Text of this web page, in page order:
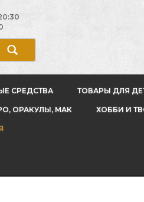
СРЕДСТВА ТОВАРЫ ДЛЯ
ОРАКУЛЫ, МАК ХОББИ И